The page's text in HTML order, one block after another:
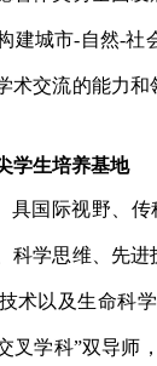
建城市-自然-社
术交流的能力
学生培养基地
具国际视野、
科学思维、先
术以及生命科
叉学科”双导师